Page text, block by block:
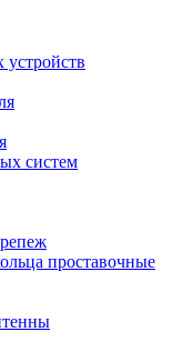
систем
проставочные